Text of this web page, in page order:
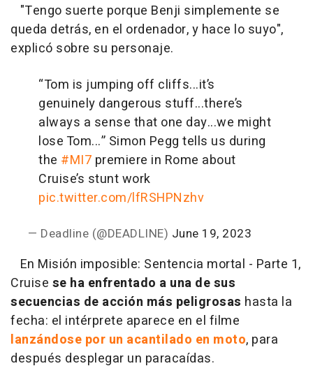
"Tengo suerte porque Benji simplemente se
queda detrás, en el ordenador, y hace lo suyo",
explicó sobre su personaje.
“Tom is jumping off cliffs...it’s
genuinely dangerous stuff...there’s
always a sense that one day...we might
lose Tom...” Simon Pegg tells us during
the #MI7 premiere in Rome about
Cruise’s stunt work
pic.twitter.com/lfRSHPNzhv
— Deadline (@DEADLINE) June 19, 2023
En Misión imposible: Sentencia mortal - Parte 1,
Cruise se ha enfrentado a una de sus
secuencias de acción más peligrosas hasta la
fecha: el intérprete aparece en el filme
lanzándose por un acantilado en moto, para
después desplegar un paracaídas.